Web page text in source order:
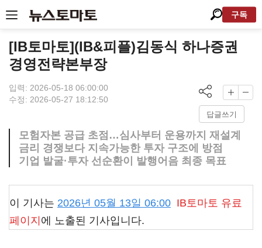
구독
[IB토마토](IB&피플)김동식 하나증권
경영전략본부장
입력: 2026-05-18 06:00:00
수정: 2026-05-27 18:12:50
답글쓰기
모험자본 공급 초점…심사부터 운용까지 재설계
금리 경쟁보다 지속가능한 투자 구조에 방점
기업 발굴·투자 선순환이 발행어음 최종 목표
이 기사는 2026년 05월 13일 06:00 IB토마토 유료
페이지 에 노출된 기사입니다.